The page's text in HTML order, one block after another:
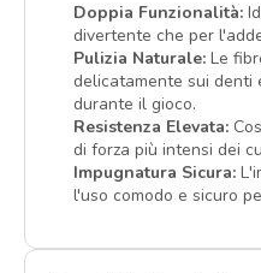
Doppia Funzionalità:
divertente che per
Pulizia Naturale: Le
delicatamente sui denti
durante il gioco.
Resistenza Elevata:
di forza più intensi dei
Impugnatura Sicura:
l'uso comodo e sicuro